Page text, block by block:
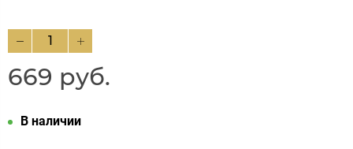
669 руб.
В наличии